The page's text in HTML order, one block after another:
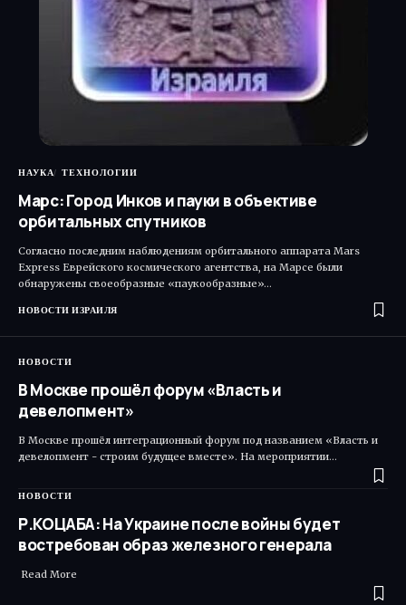
НАУКА ТЕХНОЛОГИИ
Марс: Город Инков и пауки в объективе
орбитальных спутников
Согласно последним наблюдениям орбитального аппарата Mars
Express Еврейского космического агентства, на Марсе были
обнаружены своеобразные «паукообразные»…
НОВОСТИ ИЗРАИЛЯ
НОВОСТИ
В Москве прошёл форум «Власть и
девелопмент»
В Москве прошёл интеграционный форум под названием «Власть и
девелопмент - строим будущее вместе». На мероприятии…
НОВОСТИ
Р.КОЦАБА: На Украине после войны будет
востребован образ железного генерала
Read More ​